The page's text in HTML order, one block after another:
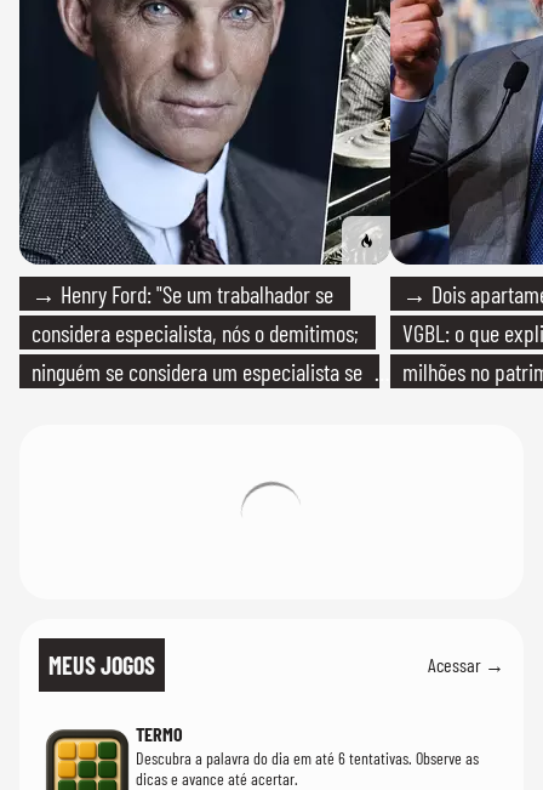
→ Henry Ford: "Se um trabalhador se
considera especialista, nós o demitimos;
ninguém se considera um especialista se
→ Dois
VGBL: o que
milhões no
MEUS JOGOS Acessar →
TERMO
Descubra a palavra do dia em até 6 tentativas. Observe as
dicas e avance até acertar.